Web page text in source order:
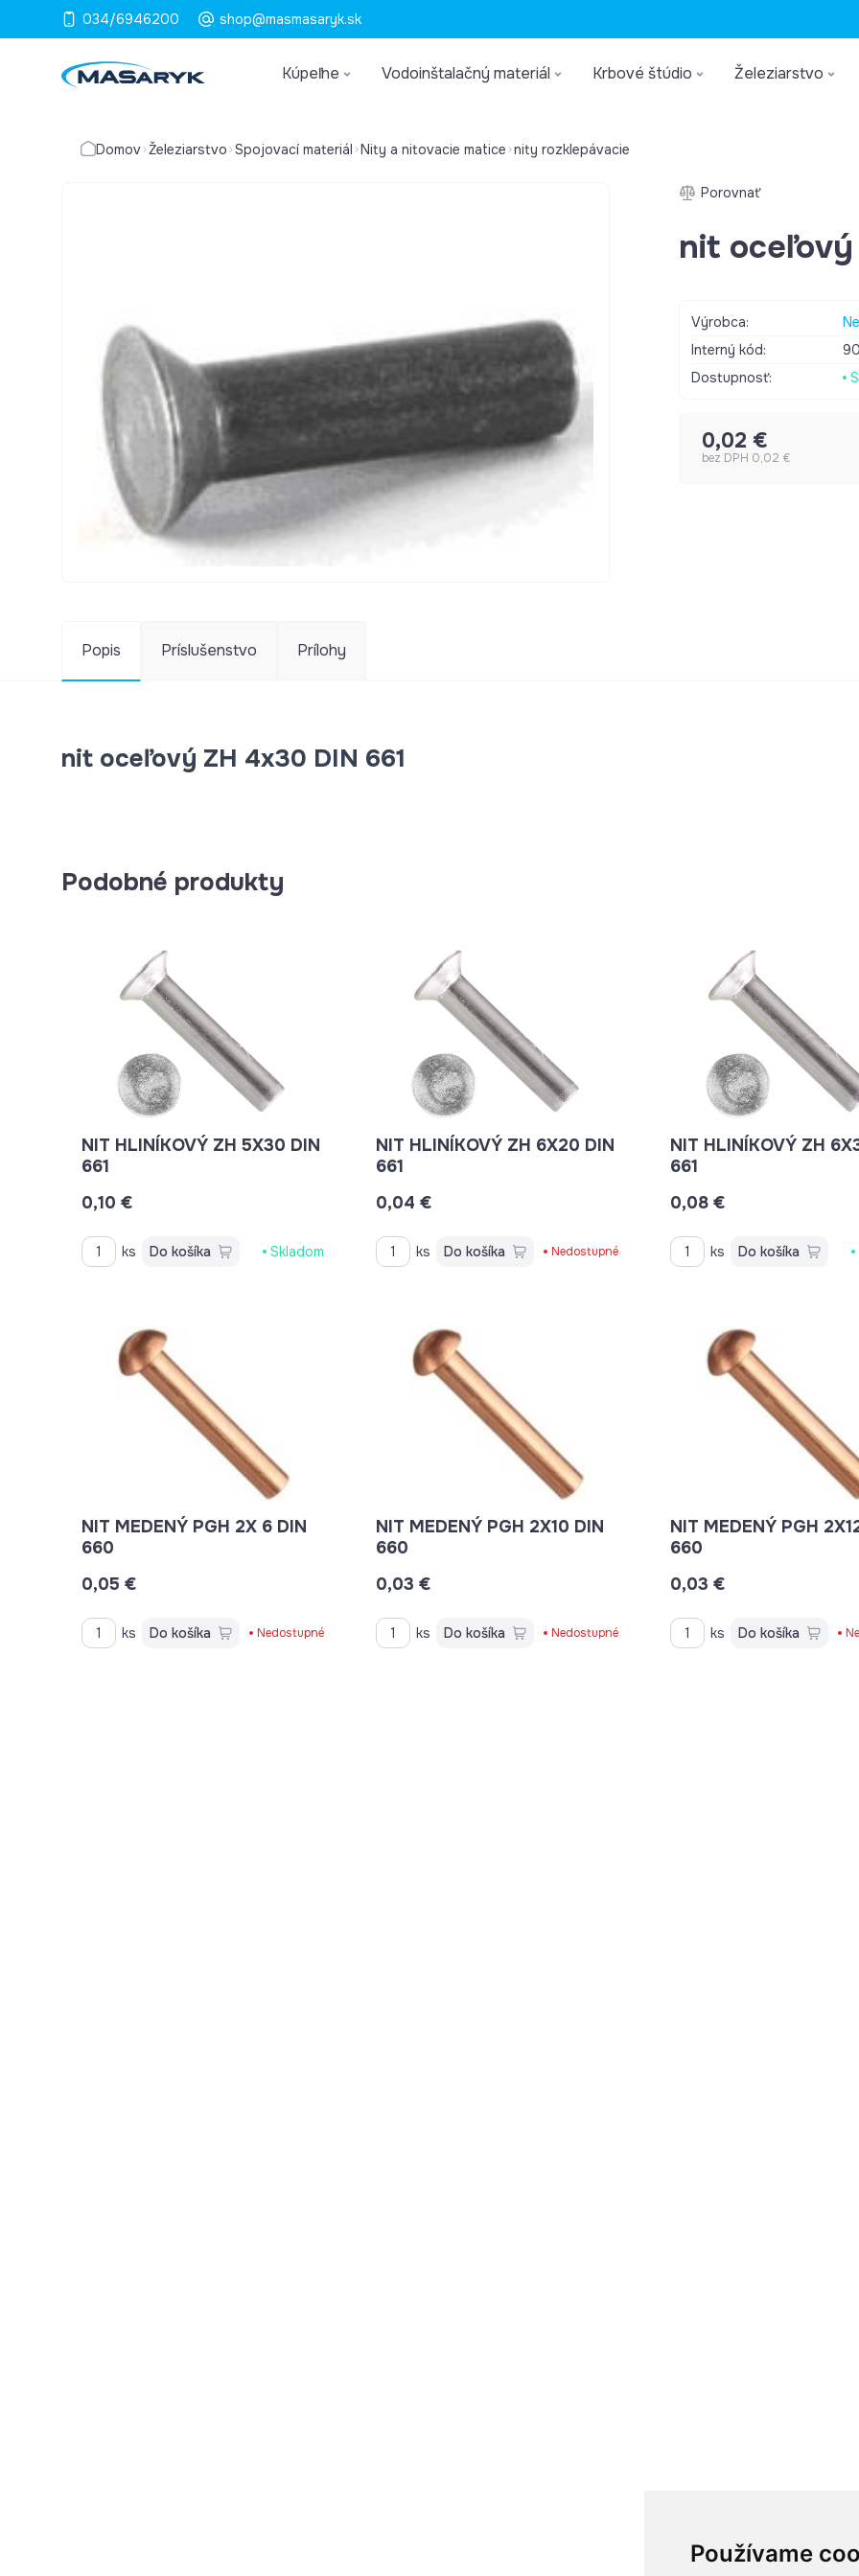
Používame
034/6946200 shop@masmasaryk.sk
Kúpeľne Vodoinštalačný materiál Krbové štúdio Železiarstvo
Domov Železiarstvo Spojovací materiál Nity a nitovacie matice nity rozklepávacie
Porovnať
nit oceľový
Výrobca:
Interný kód:
Dostupnosť:
0,02 €
bez DPH 0,02 €
Popis Príslušenstvo Prílohy
nit oceľový ZH 4x30 DIN 661
Podobné produkty
NIT HLINÍKOVÝ ZH 5X30 DIN
661
0,10 €
ks Do košíka Skladom
NIT HLINÍKOVÝ ZH 6X20 DIN
661
0,04 €
ks Do košíka Nedostupné
NIT HLINÍKOVÝ ZH 6X30 DIN
661
0,08 €
ks Do košíka
NIT MEDENÝ PGH 2X 6 DIN
660
0,05 €
ks Do košíka Nedostupné
NIT MEDENÝ PGH 2X10 DIN
660
0,03 €
ks Do košíka Nedostupné
NIT MEDENÝ PGH 2X12 DIN
660
0,03 €
ks Do košíka